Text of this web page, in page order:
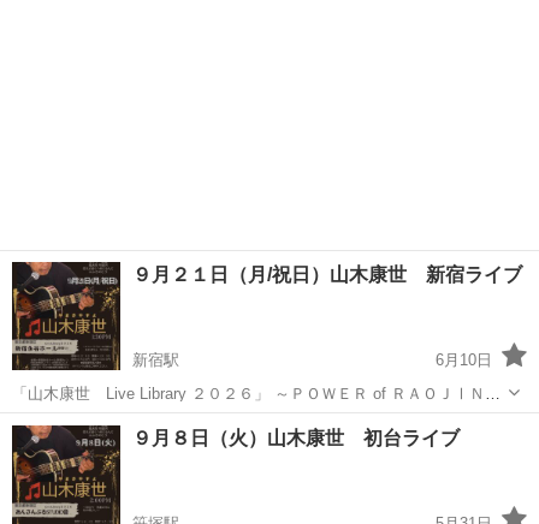
９月２１日（月/祝日）山木康世 新宿ライブ
新宿駅
6月10日
「山木康世 Live Library ２０２６」 ～ＰＯＷＥＲ of ＲＡＯＪⅠＮ
秋の陣～ 会場＝新宿永谷ホール(新宿Fu-) 新宿区歌舞伎町２-４５-５新
宿永谷ビル１F JR新宿駅から徒歩７分／西武新宿駅北口...
東京 新宿区 新宿駅 コンサート/ショー 山木康世
９月８日（火）山木康世 初台ライブ